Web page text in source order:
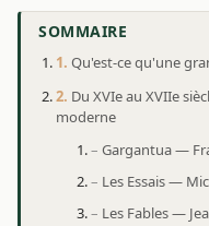
SOMMAIRE
Qu'est-ce qu'une
Du XVIe au XVIIe
moderne
Gargantua —
Les Essais —
Les Fables —